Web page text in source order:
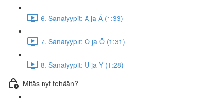
6. Sanatyypit: A ja Ä (1:33)
7. Sanatyypit: O ja Ö (1:31)
8. Sanatyypit: U ja Y (1:28)
Mitäs nyt tehään?